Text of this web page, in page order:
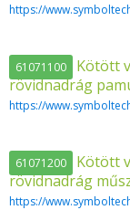
https://
61071100 Kötött
rövidnadrág
https://
61071200 Kötött
rövidnadrág
https://